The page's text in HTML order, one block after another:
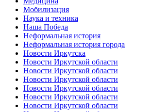
Мобилизация
Наука и техника
Наша Победа
Неформальная история
Неформальная история города
Новости Иркутска
Новости Иркутской области
Новости Иркутской области
Новости Иркутской области
Новости Иркутской области
Новости Иркутской области
Новости Иркутской области